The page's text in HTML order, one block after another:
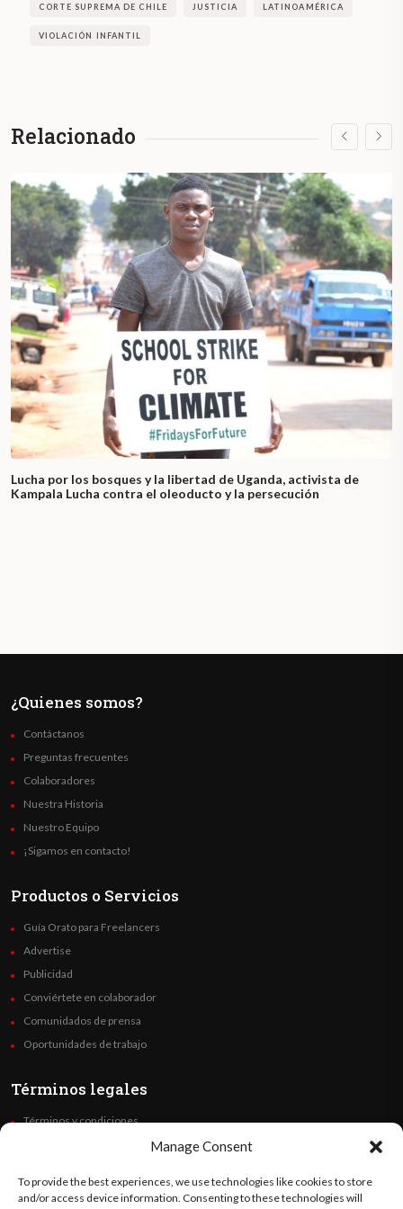
Manage Consent
To provide the best experiences, we use technologies like cookies to store
and/or access device information. Consenting to these technologies will
CORTE SUPREMA DE CHILE JUSTICIA LATINOAMÉRICA
VIOLACIÓN INFANTIL
Relacionado
Lucha por los bosques y la libertad de Uganda, activista de
Kampala Lucha contra el oleoducto y la persecución
¿Quienes somos?
Contáctanos
Preguntas frecuentes
Colaboradores
Nuestra Historia
Nuestro Equipo
¡Sigamos en contacto!
Productos o Servicios
Guía Orato para Freelancers
Advertise
Publicidad
Conviértete en colaborador
Comunidados de prensa
Oportunidades de trabajo
Términos legales
Términos y condiciones
Code of Ethics